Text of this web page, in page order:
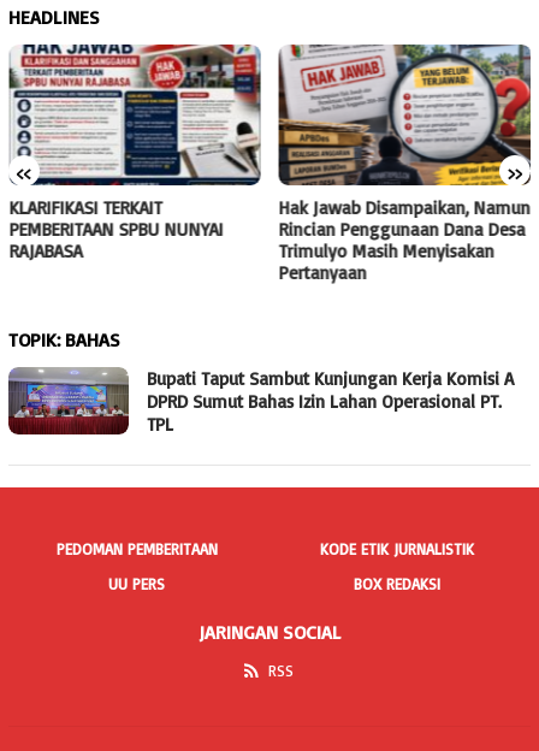
HEADLINES
« »
KLARIFIKASI TERKAIT
PEMBERITAAN SPBU NUNYAI
RAJABASA
Hak Jawab Disampaikan, Namun
Rincian Penggunaan Dana Desa
Trimulyo Masih Menyisakan
Pertanyaan
TOPIK: BAHAS
Bupati Taput Sambut Kunjungan Kerja Komisi A
DPRD Sumut Bahas Izin Lahan Operasional PT.
TPL
PEDOMAN PEMBERITAAN
KODE ETIK JURNALISTIK
UU PERS
BOX REDAKSI
JARINGAN SOCIAL
RSS